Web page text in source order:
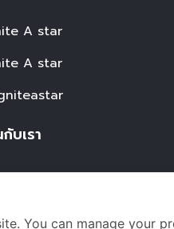
A star
A star
บเรา
Teacher
You can manage your